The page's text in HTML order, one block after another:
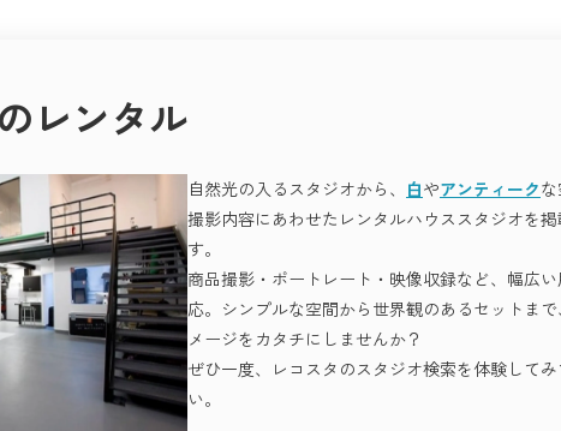
えるようになるでしょう。
ーマです。
して、
とでしょう。
す。
ケ地──
”。
。
です。
フェッショナル撮影の要。
ターへ。
タジオ。
者の意図を最大限に反映できます。
ョン、展示撮影など、
れる場所。
も馴染む柔軟性が魅力です。
です。
彩なハウススタジオが揃っています。
とで、
、
レンタル
自然光の入るスタジオから、 白やアンティークな
撮影内容にあわせたレンタルハウススタジオを
す。
商品撮影・ポートレート・映像収録など、幅広
応。シンプルな空間から世界観のあるセットまで
メージをカタチにしませんか？
ぜひ一度、レコスタのスタジオ検索を体験してみ
い。